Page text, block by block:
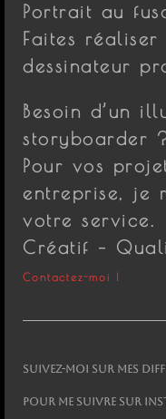
Portrait au
Faites
dessinateur
Besoin d’un
storyboarder
Pour vos
entreprise, je
votre service.
Créatif –
Contactez-moi !
Suivez-moi sur mes
Pour me suivre sur